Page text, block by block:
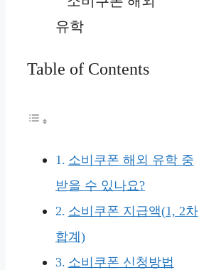
Table of Contents
소비쿠폰 해외 유학 중
받을 수 있나요?
소비쿠폰 지급액(1, 2차
합계)
소비쿠폰 신청방법